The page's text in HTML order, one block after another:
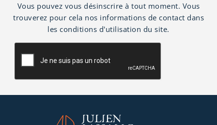
Vous pouvez vous désinscrire à tout moment. Vous
trouverez pour cela nos informations de contact dans
les conditions d'utilisation du site.